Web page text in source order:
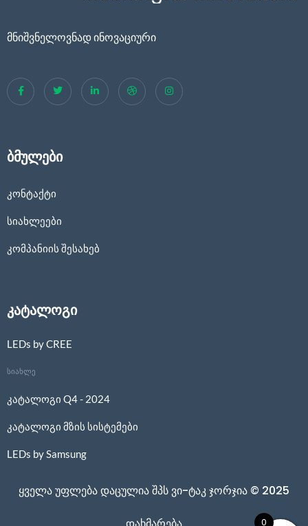
მნიშვნელოვნად ინოვაციური
ბმულები
კონტაქტი
სიახლეები
კომპანიის შესახებ
კატალოგი
LEDs by CREE
სიახლე
კატალოგი Q4 - 2024
კატალოგი მზის სისტემები
LEDs by Samsung
ყველა უფლება დაცულია შპს ვი-ტაკ ჯორჯია © 2025
დახმარება 0